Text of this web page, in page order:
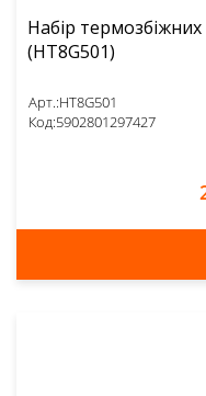
Набір
(HT8G501)
Арт.:HT8G501
Код:5902801297427